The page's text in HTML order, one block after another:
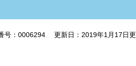
号：0006294 更新日：2019年1月17日